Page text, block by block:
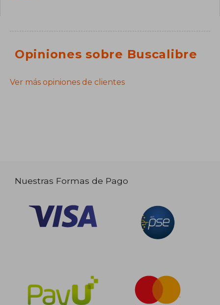
Opiniones sobre Buscalibre
Ver más opiniones de clientes
Nuestras Formas de Pago